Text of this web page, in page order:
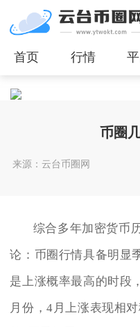
首页 行情
币圈
来源：云台币圈网
综合多年加密货币
论：币圈行情具备明显
是上涨概率最高的时段
月份，4月上涨表现相